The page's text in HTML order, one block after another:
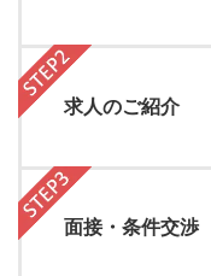
求人のご紹介
面接・条件交渉